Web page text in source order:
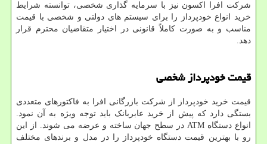
شرکت افرا اکسون نیز با سرمایه گذاری شخصی، توانسته شرایط
خرید انواع خودپرداز را برای سیستم های دولتی و شخصی با قیمت
مناسب و به صورت کاملاً قانونی در اختیار متقاضیان محترم قرار
دهد.
قیمت خودپرداز شخصی
قیمت خرید خودپرداز از شرکت بازرگانی افرا به فاکتورهای متعددی
بستگی دارد که پیش از خرید عابربانک باید توجه ویژه به آن نمود.
انواع دستگاه ATMدر سطح جهان ساخته و عرضه می شوند. از این
رو با بهترین قیمت دستگاه خودپرداز را در مدل و برندهای مختلف